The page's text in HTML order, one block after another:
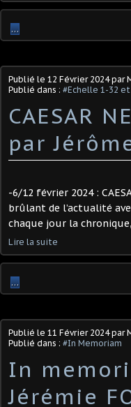
…
Publié le 12 Février 2024par
Publié dans : #Echelle 1-32
CAESAR
par
-6/12 février 2024 :
brûlant de l’actualité
chaque jour la
Lire la suite
…
Publié le 11 Février 2024par
Publié dans : #In Memoriam
In
Jérémie